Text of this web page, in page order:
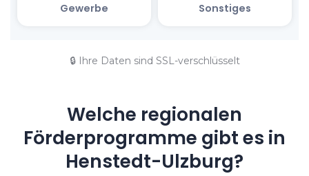
🔒 Ihre Daten sind SSL-verschlüsselt
Welche regionalen
Förderprogramme gibt es in
Henstedt-Ulzburg?